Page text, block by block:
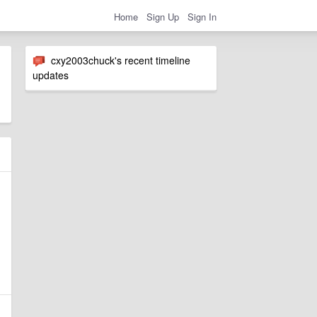
Home Sign Up Sign In
cxy2003chuck's recent timeline
updates